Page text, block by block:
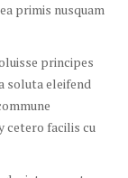
primis nusquam
principes
soluta eleifend
cetero facilis cu